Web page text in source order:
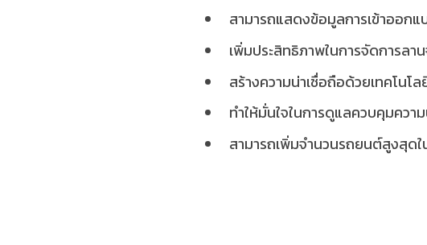
สามารถแสดงข้อมูลการเข้าออก
เพิ่มประสิทธิภาพในการจัดการลา
สร้างความน่าเชื่อถือด้วยเทคโน
ทำให้มั่นใจในการดูแลควบคุมคว
สามารถเพิ่มจำนวนรถยนต์สูงสุด